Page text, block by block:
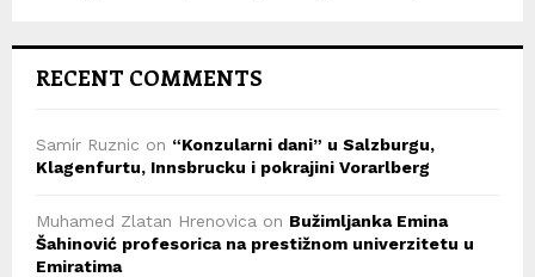
RECENT COMMENTS
Samir Ruznic on “Konzularni dani” u Salzburgu,
Klagenfurtu, Innsbrucku i pokrajini Vorarlberg
Muhamed Zlatan Hrenovica on Bužimljanka Emina
Šahinović profesorica na prestižnom univerzitetu u
Emiratima